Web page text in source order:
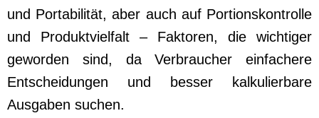
und Portabilität, aber auch auf Portionskontrolle
und Produktvielfalt – Faktoren, die wichtiger
geworden sind, da Verbraucher einfachere
Entscheidungen und besser kalkulierbare
Ausgaben suchen.